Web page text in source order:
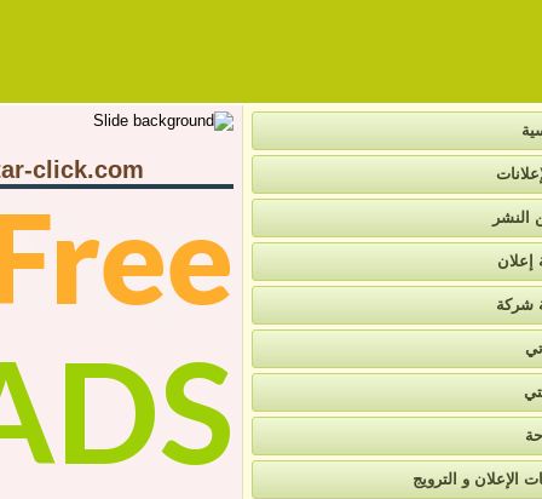
النشر
إعلان
شركة
الإعلان و الترويج
click.com